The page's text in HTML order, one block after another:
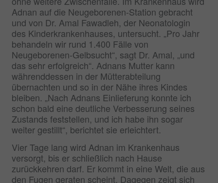
Adnan auf die Neugeborenen-Station gebracht
und von Dr. Amal Fawadleh, der Neonatologin
des Kinderkrankenhauses, untersucht. „Pro Jahr
behandeln wir rund 1.400 Fälle von
Neugeborenen-Gelbsucht“, sagt Dr. Amal, „und
das sehr erfolgreich“. Adnans Mutter kann
währenddessen in der Mütterabteilung
übernachten und so in der Nähe ihres Kindes
bleiben. „Nach Adnans Einlieferung konnte ich
schon bald eine deutliche Verbesserung seines
Zustands feststellen, und ich habe ihn sogar
weiter gestillt“, berichtet sie erleichtert.
Vier Tage lang wird Adnan im Krankenhaus
versorgt, bis er schließlich nach Hause
zurückkehren darf. Er kommt in eine Welt, die aus
den Fugen geraten scheint. Dagegen zeigt sich